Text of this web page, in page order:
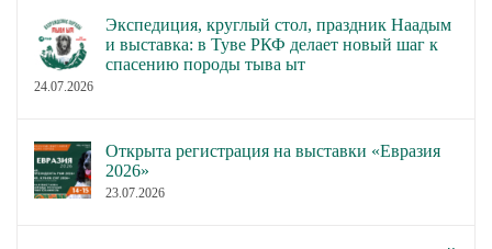
Экспедиция, круглый стол, праздник Наадым
и выставка: в Туве РКФ делает новый шаг к
спасению породы тыва ыт
24.07.2026
Открыта регистрация на выставки «Евразия
2026»
23.07.2026